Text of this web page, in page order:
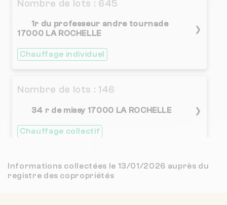
Nombre de lots : 645
1r du professeur andre tournade
17000 LA ROCHELLE
Chauffage individuel
❯
Nombre de lots : 146
34 r de missy 17000 LA ROCHELLE
Chauffage collectif
❯
Nombre de lots : 9
Informations collectées le 13/01/2026 auprès du
registre des copropriétés